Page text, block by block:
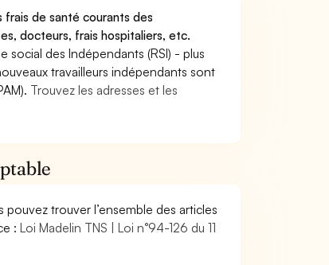
de santé courants des
docteurs, frais hospitaliers, etc.
des Indépendants (RSI) - plus
travailleurs indépendants sont
Trouvez les adresses et les
trouver l’ensemble des articles
:Loi Madelin TNS | Loi n°94-126 du 11